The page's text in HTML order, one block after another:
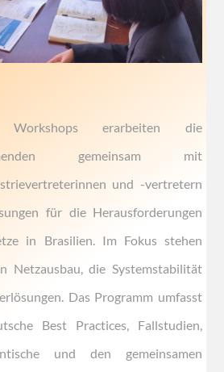
erarbeiten die
gemeinsam mit
und -vertretern
für die Herausforderungen
in Brasilien. Im Fokus stehen
Netzausbau, die Systemstabilität
Das Programm umfasst
Best Practices, Fallstudien,
und den gemeinsamen